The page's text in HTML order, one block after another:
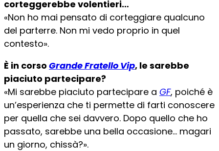
corteggerebbe volentieri…
«Non ho mai pensato di corteggiare qualcuno
del parterre. Non mi vedo proprio in quel
contesto».
È in corso Grande Fratello Vip, le sarebbe
piaciuto partecipare?
«Mi sarebbe piaciuto partecipare a GF, poiché è
un’esperienza che ti permette di farti conoscere
per quella che sei davvero. Dopo quello che ho
passato, sarebbe una bella occasione… magari
un giorno, chissà?».